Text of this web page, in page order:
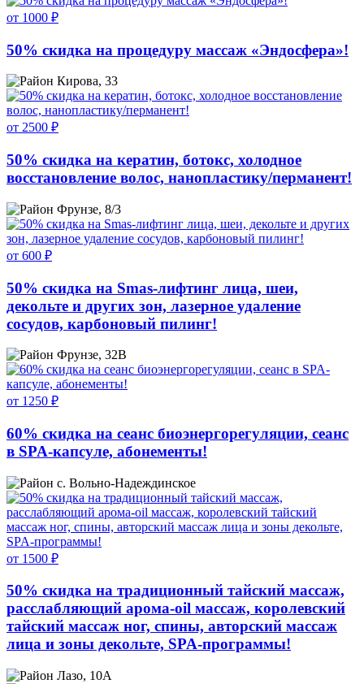
от 1000 ₽
50% скидка на процедуру массаж «Эндосфера»!
Кирова, 33
от 2500 ₽
50% скидка на кератин, ботокс, холодное
восстановление волос, нанопластику/перманент!
Фрунзе, 8/3
от 600 ₽
50% скидка на Smas-лифтинг лица, шеи,
декольте и других зон, лазерное удаление
сосудов, карбоновый пилинг!
Фрунзе, 32В
от 1250 ₽
60% скидка на сеанс биоэнергорегуляции, сеанс
в SPA-капсуле, абонементы!
с. Вольно-Надеждинское
от 1500 ₽
50% скидка на традиционный тайский массаж,
расслабляющий арома-oil массаж, королевский
тайский массаж ног, спины, авторский массаж
лица и зоны декольте, SPA-программы!
Лазо, 10А